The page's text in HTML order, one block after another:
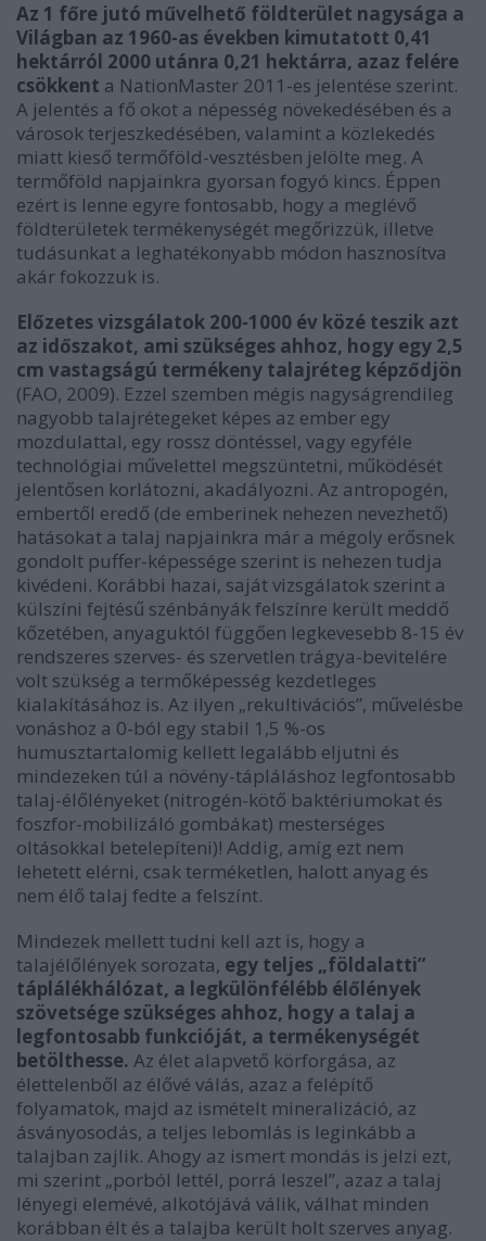
Az 1 főre jutó művelhető földterület nagysága a
Világban az 1960-as években kimutatott 0,41
hektárról 2000 utánra 0,21 hektárra, azaz felére
csökkent a NationMaster 2011-es jelentése szerint.
A jelentés a fő okot a népesség növekedésében és a
városok terjeszkedésében, valamint a közlekedés
miatt kieső termőföld-vesztésben jelölte meg. A
termőföld napjainkra gyorsan fogyó kincs. Éppen
ezért is lenne egyre fontosabb, hogy a meglévő
földterületek termékenységét megőrizzük, illetve
tudásunkat a leghatékonyabb módon hasznosítva
akár fokozzuk is.
Előzetes vizsgálatok 200-1000 év közé teszik azt
az időszakot, ami szükséges ahhoz, hogy egy 2,5
cm vastagságú termékeny talajréteg képződjön
(FAO, 2009). Ezzel szemben mégis nagyságrendileg
nagyobb talajrétegeket képes az ember egy
mozdulattal, egy rossz döntéssel, vagy egyféle
technológiai művelettel megszüntetni, működését
jelentősen korlátozni, akadályozni. Az antropogén,
embertől eredő (de emberinek nehezen nevezhető)
hatásokat a talaj napjainkra már a mégoly erősnek
gondolt puffer-képessége szerint is nehezen tudja
kivédeni. Korábbi hazai, saját vizsgálatok szerint a
külszíni fejtésű szénbányák felszínre került meddő
kőzetében, anyaguktól függően legkevesebb 8-15 év
rendszeres szerves- és szervetlen trágya-bevitelére
volt szükség a termőképesség kezdetleges
kialakításához is. Az ilyen „rekultivációs”, művelésbe
vonáshoz a 0-ból egy stabil 1,5 %-os
humusztartalomig kellett legalább eljutni és
mindezeken túl a növény-tápláláshoz legfontosabb
talaj-élőlényeket (nitrogén-kötő baktériumokat és
foszfor-mobilizáló gombákat) mesterséges
oltásokkal betelepíteni)! Addig, amíg ezt nem
lehetett elérni, csak terméketlen, halott anyag és
nem élő talaj fedte a felszínt.
Mindezek mellett tudni kell azt is, hogy a
talajélőlények sorozata, egy teljes „földalatti”
táplálékhálózat, a legkülönfélébb élőlények
szövetsége szükséges ahhoz, hogy a talaj a
legfontosabb funkcióját, a termékenységét
betölthesse. Az élet alapvető körforgása, az
élettelenből az élővé válás, azaz a felépítő
folyamatok, majd az ismételt mineralizáció, az
ásványosodás, a teljes lebomlás is leginkább a
talajban zajlik. Ahogy az ismert mondás is jelzi ezt,
mi szerint „porból lettél, porrá leszel”, azaz a talaj
lényegi elemévé, alkotójává válik, válhat minden
korábban élt és a talajba került holt szerves anyag.